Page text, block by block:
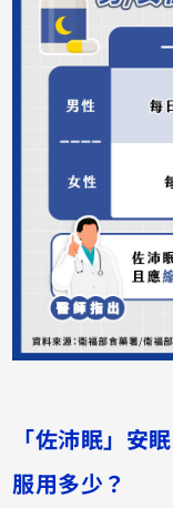
「佐沛眠」安
服用多少？